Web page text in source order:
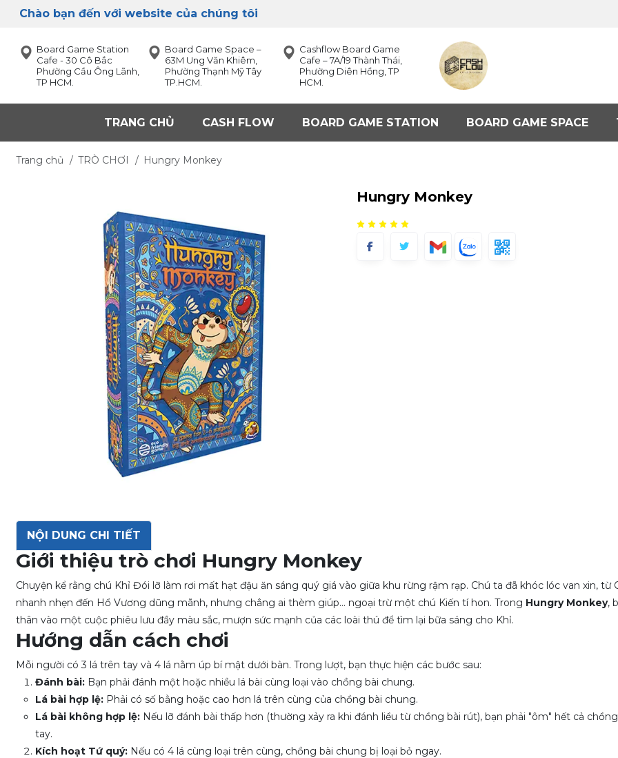
Chào bạn đến với website của chúng tôi
Board Game Station
Cafe - 30 Cô Bắc
Phường Cầu Ông Lãnh,
TP HCM.
Board Game Space –
63M Ung Văn Khiêm,
Phường Thạnh Mỹ Tây
TP.HCM.
Cashflow Board Game
Cafe – 7A/19 Thành Thái,
Phường Diên Hồng, TP
HCM.
TRANG CHỦ CASH FLOW BOARD GAME STATION BOARD GAME SPACE
Trang chủ / TRÒ CHƠI / Hungry Monkey
Hungry Monkey
NỘI DUNG CHI TIẾT
Giới thiệu trò chơi Hungry Monkey
Chuyện kể rằng chú Khỉ Đói lỡ làm rơi mất hạt đậu ăn sáng quý giá vào giữa khu rừng rậm rạp. Chú ta đã khóc lóc van xin, từ
nhanh nhẹn đến Hổ Vương dũng mãnh, nhưng chẳng ai thèm giúp... ngoại trừ một chú Kiến tí hon. Trong Hungry Monkey,
thân vào một cuộc phiêu lưu đầy màu sắc, mượn sức mạnh của các loài thú để tìm lại bữa sáng cho Khỉ.
Hướng dẫn cách chơi
Mỗi người có 3 lá trên tay và 4 lá nằm úp bí mật dưới bàn. Trong lượt, bạn thực hiện các bước sau:
Đánh bài:Bạn phải đánh một hoặc nhiều lá bài cùng loại vào chồng bài chung.
Lá bài hợp lệ:Phải có số bằng hoặc cao hơn lá trên cùng của chồng bài chung.
Lá bài không hợp lệ:Nếu lỡ đánh bài thấp hơn (thường xảy ra khi đánh liều từ chồng bài rút), bạn phải "ôm" hết cả
tay.
Kích hoạt Tứ quý:Nếu có 4 lá cùng loại trên cùng, chồng bài chung bị loại bỏ ngay.